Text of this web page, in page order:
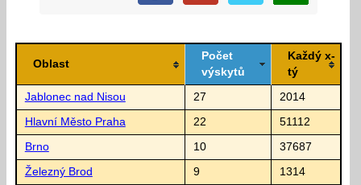
Oblast
Počet
výskytů
Každý x-
tý
Jablonec nad Nisou 27 2014
Hlavní Město Praha 22 51112
Brno 10 37687
Železný Brod 9 1314